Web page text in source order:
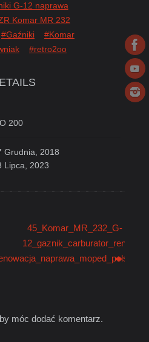
G-12 naprawa
Komar MR 232
#Gaźniki
#Komar
#retro2oo
200
Grudnia, 2018
Lipca, 2023
45_Komar_MR_232_G-
móc dodać komentarz.